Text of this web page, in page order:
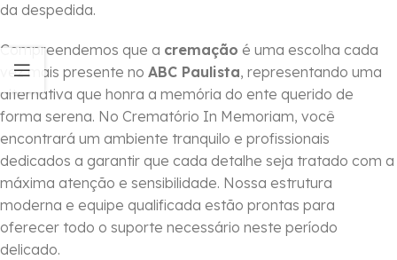
da despedida.
Compreendemos que a cremação é uma escolha cada
vez mais presente no ABC Paulista, representando uma
alternativa que honra a memória do ente querido de
forma serena. No Crematório In Memoriam, você
encontrará um ambiente tranquilo e profissionais
dedicados a garantir que cada detalhe seja tratado com a
máxima atenção e sensibilidade. Nossa estrutura
moderna e equipe qualificada estão prontas para
oferecer todo o suporte necessário neste período
delicado.